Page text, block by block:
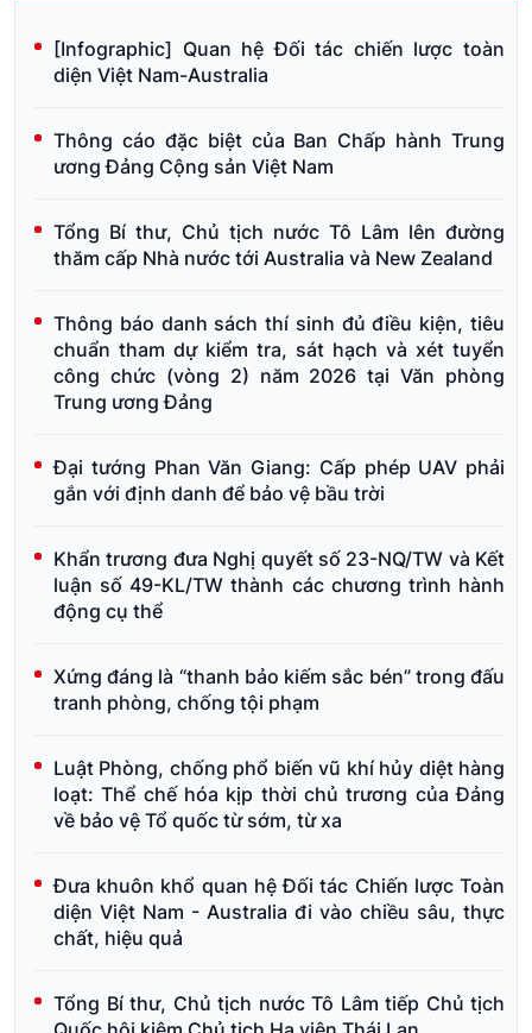
[Infographic] Quan hệ Đối tác chiến lược toàn
diện Việt Nam-Australia
Thông cáo đặc biệt của Ban Chấp hành Trung
ương Đảng Cộng sản Việt Nam
Tổng Bí thư, Chủ tịch nước Tô Lâm lên đường
thăm cấp Nhà nước tới Australia và New Zealand
Thông báo danh sách thí sinh đủ điều kiện, tiêu
chuẩn tham dự kiểm tra, sát hạch và xét tuyển
công chức (vòng 2) năm 2026 tại Văn phòng
Trung ương Đảng
Đại tướng Phan Văn Giang: Cấp phép UAV phải
gắn với định danh để bảo vệ bầu trời
Khẩn trương đưa Nghị quyết số 23-NQ/TW và Kết
luận số 49-KL/TW thành các chương trình hành
động cụ thể
Xứng đáng là “thanh bảo kiếm sắc bén” trong đấu
tranh phòng, chống tội phạm
Luật Phòng, chống phổ biến vũ khí hủy diệt hàng
loạt: Thể chế hóa kịp thời chủ trương của Đảng
về bảo vệ Tổ quốc từ sớm, từ xa
Đưa khuôn khổ quan hệ Đối tác Chiến lược Toàn
diện Việt Nam - Australia đi vào chiều sâu, thực
chất, hiệu quả
Tổng Bí thư, Chủ tịch nước Tô Lâm tiếp Chủ tịch